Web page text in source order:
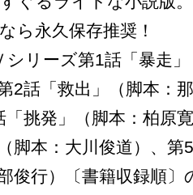
ら永久保存推奨！
シリーズ第1話「暴走
2話「救出」（脚本：
「挑発」（脚本：柏原
脚本：大川俊道）、第
俊行）〔書籍収録順〕